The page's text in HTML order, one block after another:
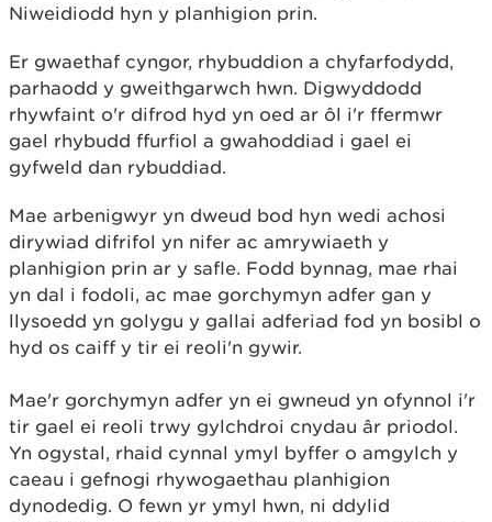
Niweidiodd hyn y planhigion prin.
Er gwaethaf cyngor, rhybuddion a chyfarfodydd,
parhaodd y gweithgarwch hwn. Digwyddodd
rhywfaint o'r difrod hyd yn oed ar ôl i'r ffermwr
gael rhybudd ffurfiol a gwahoddiad i gael ei
gyfweld dan rybuddiad.
Mae arbenigwyr yn dweud bod hyn wedi achosi
dirywiad difrifol yn nifer ac amrywiaeth y
planhigion prin ar y safle. Fodd bynnag, mae rhai
yn dal i fodoli, ac mae gorchymyn adfer gan y
llysoedd yn golygu y gallai adferiad fod yn bosibl o
hyd os caiff y tir ei reoli'n gywir.
Mae'r gorchymyn adfer yn ei gwneud yn ofynnol i'r
tir gael ei reoli trwy gylchdroi cnydau âr priodol.
Yn ogystal, rhaid cynnal ymyl byffer o amgylch y
caeau i gefnogi rhywogaethau planhigion
dynodedig. O fewn yr ymyl hwn, ni ddylid